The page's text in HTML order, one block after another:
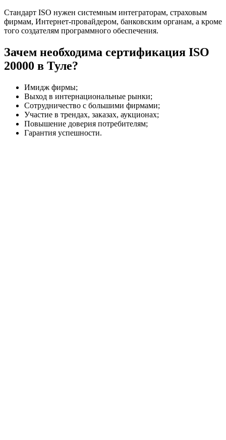
Стандарт ISO нужен системным интеграторам, страховым
фирмам, Интернет-провайдером, банковским органам, а кроме
того создателям программного обеспечения.
Зачем необходима сертификация ISO
20000 в Туле?
Имидж фирмы;
Выход в интернациональные рынки;
Сотрудничество с большими фирмами;
Участие в трендах, заказах, аукционах;
Повышение доверия потребителям;
Гарантия успешности.